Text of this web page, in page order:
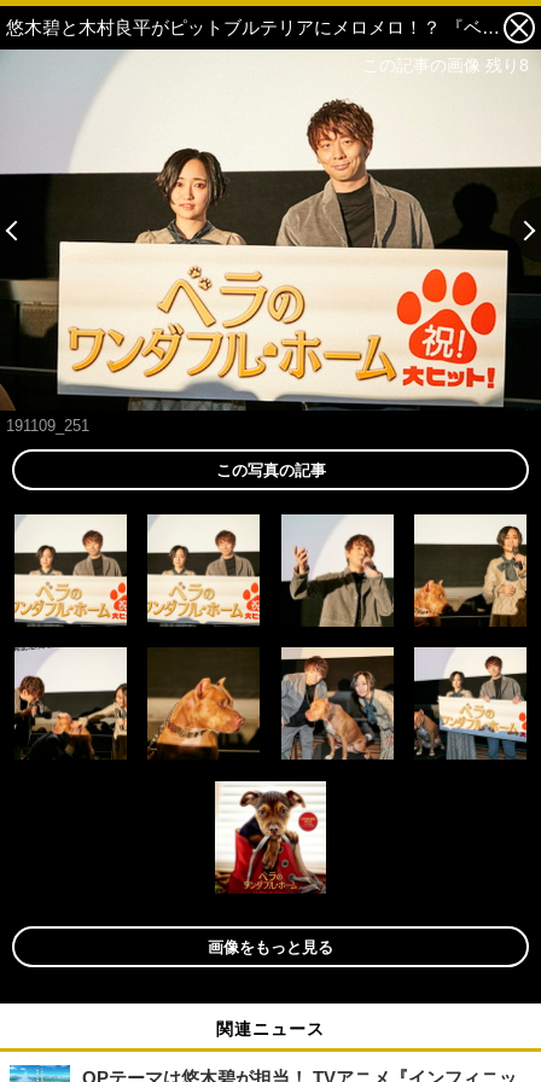
悠木碧と木村良平がピットブルテリアにメロメロ！？ 『ベラのワンダフル・ホーム』公開記念舞台挨拶【レポート】 1枚目の写真・画像
191109_251
この写真の記事
画像をもっと見る
関連ニュース
この記事の画像 残り8